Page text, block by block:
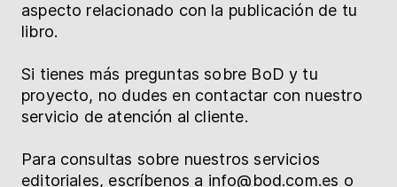
aspecto relacionado con la publicación de tu
libro.
Si tienes más preguntas sobre BoD y tu
proyecto, no dudes en contactar con nuestro
servicio de atención al cliente.
Para consultas sobre nuestros servicios
editoriales, escríbenos a info@bod.com.es o